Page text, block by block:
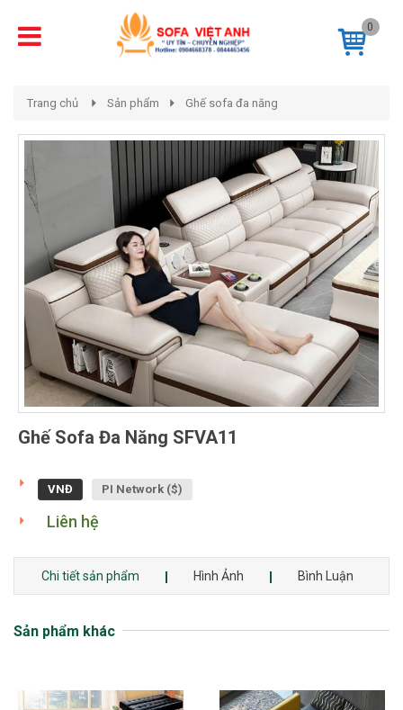
0
Trang chủ Sản phẩm Ghế sofa đa năng
Ghế Sofa Đa Năng SFVA11
VNĐ PI Network ($)
Liên hệ
Chi tiết sản phẩm Hình Ảnh Bình Luận
Sản phẩm khác